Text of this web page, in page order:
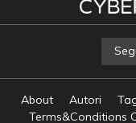
About Autori
Terms&Conditions